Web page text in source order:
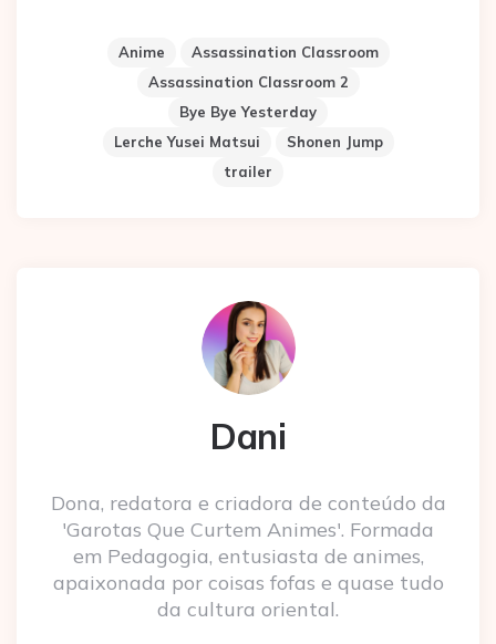
Anime
Assassination Classroom
Assassination Classroom 2
Bye Bye Yesterday
Lerche Yusei Matsui
Shonen Jump
trailer
Dani
Dona, redatora e criadora de conteúdo da
'Garotas Que Curtem Animes'. Formada
em Pedagogia, entusiasta de animes,
apaixonada por coisas fofas e quase tudo
da cultura oriental.